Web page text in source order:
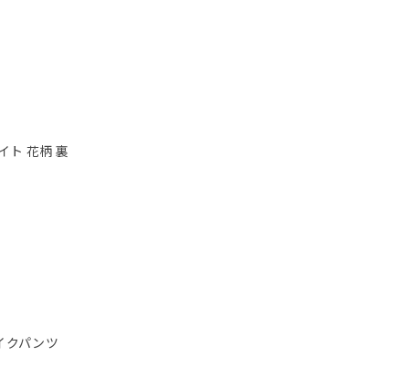
ト 花柄 裏
クパンツ